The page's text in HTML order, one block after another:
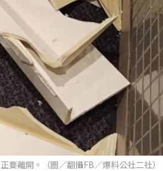
離開。（圖／翻攝FB／爆料公社二社）